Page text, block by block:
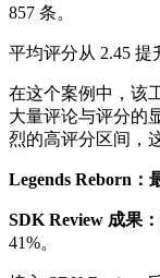
857 条。
平均评分从 2.45 提
在这个案例中，该
大量评论与评分的
烈的高评分区间，
Legends Reborn：
SDK Review 成果：
41%。